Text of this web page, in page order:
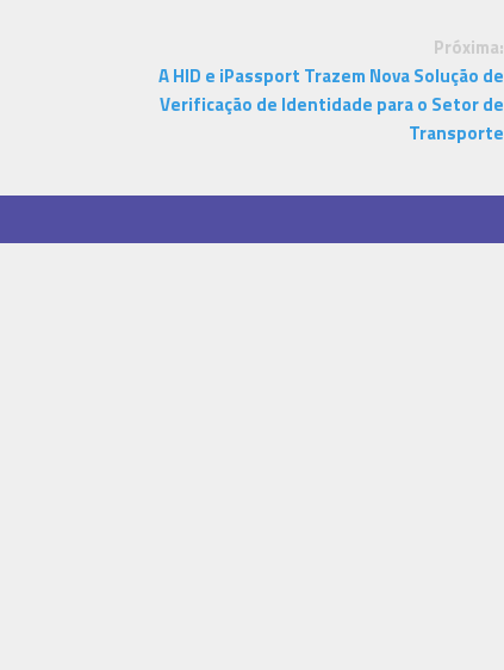
Próxima:
A HID e iPassport Trazem Nova Solução de
Verificação de Identidade para o Setor de
Transporte